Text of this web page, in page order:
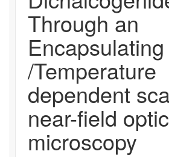
Through an
/Temperature
dependent
near-field
microscopy